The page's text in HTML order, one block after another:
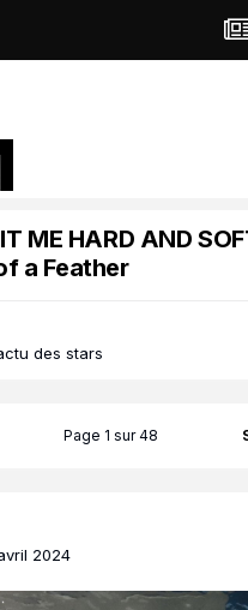
ME HARD AND
a Feather
des stars
Page 1 sur 48
2024